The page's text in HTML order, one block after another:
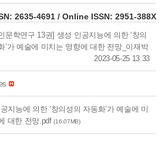
2635-4691 / Online ISSN: 2951-388X
문학연구 13권] 생성 인공지능에 의한 ‘창의
’가 예술에 미치는 영향에 대한 전망_이재박
2023-05-25 13:33
지능에 의한 ‘창의성의 자동화’가 예술에 미
대한 전망.pdf(16.07MB)